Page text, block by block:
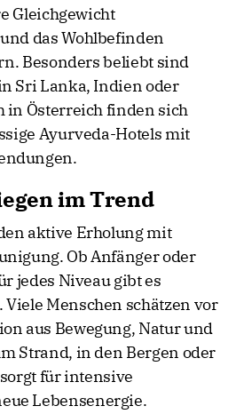
Gleichgewicht
das Wohlbefinden
Besonders beliebt sind
Sri Lanka, Indien oder
in Österreich finden sich
Ayurveda-Hotels mit
im Trend
aktive Erholung mit
Ob Anfänger oder
jedes Niveau gibt es
Viele Menschen schätzen vor
aus Bewegung, Natur und
Strand, in den Bergen oder
für intensive
Lebensenergie.